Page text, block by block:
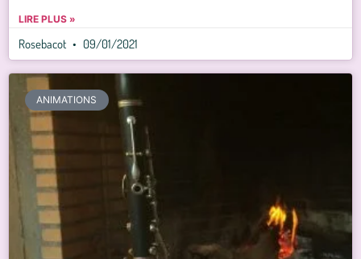
LIRE PLUS »
Rosebacot 09/01/2021
ANIMATIONS